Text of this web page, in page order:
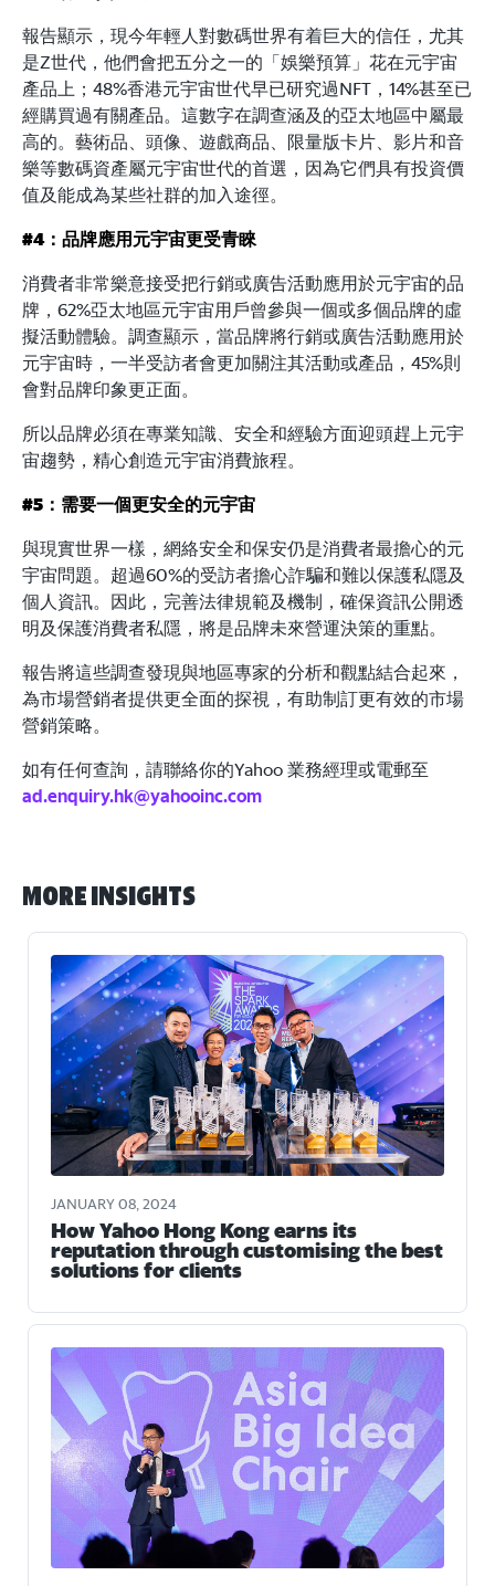
報告顯示，現今年輕人對數碼世界有着巨大的信任，尤其
是Z世代，他們會把五分之一的「娛樂預算」花在元宇宙
產品上；48%香港元宇宙世代早已研究過NFT，14%甚至已
經購買過有關產品。這數字在調查涵及的亞太地區中屬最
高的。藝術品、頭像、遊戲商品、限量版卡片、影片和音
樂等數碼資產屬元宇宙世代的首選，因為它們具有投資價
值及能成為某些社群的加入途徑。
#4：品牌應用元宇宙更受青睞
消費者非常樂意接受把行銷或廣告活動應用於元宇宙的品
牌，62%亞太地區元宇宙用戶曾參與一個或多個品牌的虛
擬活動體驗。調查顯示，當品牌將行銷或廣告活動應用於
元宇宙時，一半受訪者會更加關注其活動或產品，45%則
會對品牌印象更正面。
所以品牌必須在專業知識、安全和經驗方面迎頭趕上元宇
宙趨勢，精心創造元宇宙消費旅程。
#5：需要一個更安全的元宇宙
與現實世界一樣，網絡安全和保安仍是消費者最擔心的元
宇宙問題。超過60%的受訪者擔心詐騙和難以保護私隱及
個人資訊。因此，完善法律規範及機制，確保資訊公開透
明及保護消費者私隱，將是品牌未來營運決策的重點。
報告將這些調查發現與地區專家的分析和觀點結合起來，
為市場營銷者提供更全面的探視，有助制訂更有效的市場
營銷策略。
如有任何查詢，請聯絡你的Yahoo 業務經理或電郵至
ad.enquiry.hk@yahooinc.com
More Insights
JANUARY 08, 2024
How Yahoo Hong Kong earns its
reputation through customising the best
solutions for clients